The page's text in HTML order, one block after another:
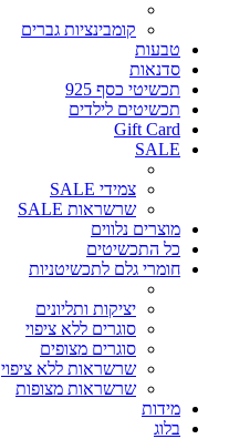
קומבינציות גברים
טבעות
סדנאות
תכשיטי כסף 925
תכשיטים לילדים
Gift Card
SALE
צמידי SALE
שרשראות SALE
מוצרים נלווים
כל התכשיטים
חומרי גלם לתכשיטניות
יציקות ותליונים
סוגרים ללא ציפוי
סוגרים מצופים
שרשראות ללא ציפוי
שרשראות מצופות
מידות
בלוג